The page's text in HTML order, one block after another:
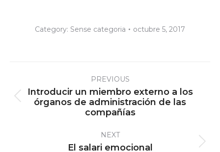
Category: Sense categoria octubre 5, 2017
navigationPREVIOUS
Previous
post:
Introducir un miembro externo a los
órganos de administración de las
compañías
NEXT
Next
El salari emocional